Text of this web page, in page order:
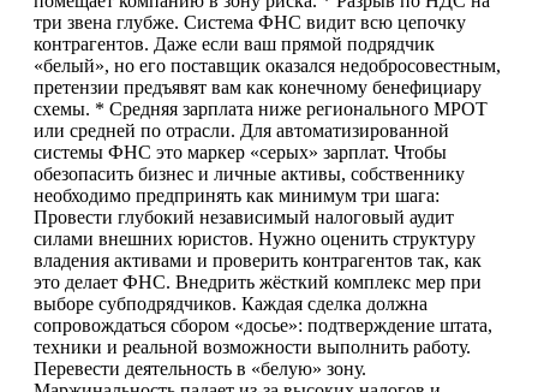
три звена глубже. Система ФНС видит всю цепочку
контрагентов. Даже если ваш прямой подрядчик
«белый», но его поставщик оказался недобросовестным,
претензии предъявят вам как конечному бенефициару
схемы. * Средняя зарплата ниже регионального МРОТ
или средней по отрасли. Для автоматизированной
системы ФНС это маркер «серых» зарплат. Чтобы
обезопасить бизнес и личные активы, собственнику
необходимо предпринять как минимум три шага:
Провести глубокий независимый налоговый аудит
силами внешних юристов. Нужно оценить структуру
владения активами и проверить контрагентов так, как
это делает ФНС. Внедрить жёсткий комплекс мер при
выборе субподрядчиков. Каждая сделка должна
сопровождаться сбором «досье»: подтверждение штата,
техники и реальной возможности выполнить работу.
Перевести деятельность в «белую» зону.